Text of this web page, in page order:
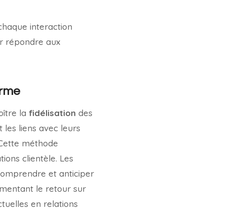
interaction
répondre aux
la fidélisation des
les liens avec leurs
méthode
clientèle. Les
et anticiper
le retour sur
en relations